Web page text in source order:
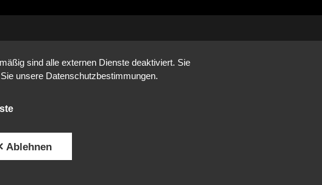
sind alle externen Dienste deaktiviert. Sie
unsere Datenschutzbestimmungen.
Ablehnen